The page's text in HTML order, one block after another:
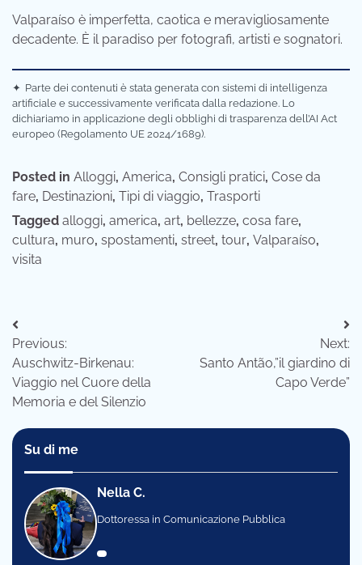
Valparaíso è imperfetta, caotica e meravigliosamente
decadente. È il paradiso per fotografi, artisti e sognatori.
✦ Parte dei contenuti è stata generata con sistemi di intelligenza
artificiale e successivamente verificata dalla redazione. Lo
dichiariamo in applicazione degli obblighi di trasparenza dell’AI Act
europeo (Regolamento UE 2024/1689).
Posted in Alloggi, America, Consigli pratici, Cose da
fare, Destinazioni, Tipi di viaggio, Trasporti
Tagged alloggi, america, art, bellezze, cosa fare,
cultura, muro, spostamenti, street, tour, Valparaíso,
visita
Navigazione
articoli
Previous:
Auschwitz-Birkenau:
Viaggio nel Cuore della
Memoria e del Silenzio
Next:
Santo Antão,”il giardino di
Capo Verde”
Su di me
Nella C.
Dottoressa in Comunicazione Pubblica